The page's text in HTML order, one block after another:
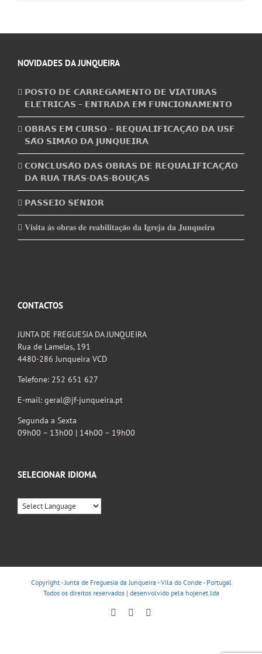
publicado)
NOVIDADES DA JUNQUEIRA
𝗣𝗢𝗦𝗧𝗢 𝗗𝗘 𝗖𝗔𝗥𝗥𝗘𝗚𝗔𝗠𝗘𝗡𝗧𝗢 𝗗𝗘 𝗩𝗜𝗔𝗧𝗨𝗥𝗔𝗦
𝗘𝗟𝗘́𝗧𝗥𝗜𝗖𝗔𝗦 – 𝗘𝗡𝗧𝗥𝗔𝗗𝗔 𝗘𝗠 𝗙𝗨𝗡𝗖𝗜𝗢𝗡𝗔𝗠𝗘𝗡𝗧𝗢
𝗢𝗕𝗥𝗔𝗦 𝗘𝗠 𝗖𝗨𝗥𝗦𝗢 – 𝗥𝗘𝗤𝗨𝗔𝗟𝗜𝗙𝗜𝗖𝗔𝗖̧𝗔̃𝗢 𝗗𝗔 𝗨𝗦𝗙
𝗦𝗔̃𝗢 𝗦𝗜𝗠𝗔̃𝗢 𝗗𝗔 𝗝𝗨𝗡𝗤𝗨𝗘𝗜𝗥𝗔
𝗖𝗢𝗡𝗖𝗟𝗨𝗦𝗔̃𝗢 𝗗𝗔𝗦 𝗢𝗕𝗥𝗔𝗦 𝗗𝗘 𝗥𝗘𝗤𝗨𝗔𝗟𝗜𝗙𝗜𝗖𝗔𝗖̧𝗔̃𝗢
𝗗𝗔 𝗥𝗨𝗔 𝗧𝗥𝗔́𝗦-𝗗𝗔𝗦-𝗕𝗢𝗨𝗖̧𝗔𝗦
𝗣𝗔𝗦𝗦𝗘𝗜𝗢 𝗦𝗘́𝗡𝗜𝗢𝗥
𝐕𝐢𝐬𝐢𝐭𝐚 𝐚̀𝐬 𝐨𝐛𝐫𝐚𝐬 𝐝𝐞 𝐫𝐞𝐚𝐛𝐢𝐥𝐢𝐭𝐚𝐜̧𝐚̃𝐨 𝐝𝐚 𝐈𝐠𝐫𝐞𝐣𝐚 𝐝𝐚 𝐉𝐮𝐧𝐪𝐮𝐞𝐢𝐫𝐚
CONTACTOS
JUNTA DE FREGUESIA DA JUNQUEIRA
Rua de Lamelas, 191
4480-286 Junqueira VCD
Telefone: 252 651 627
E-mail: geral@jf-junqueira.pt
Segunda a Sexta
09h00 – 13h00 | 14h00 – 19h00
SELECIONAR IDIOMA
Copyright - Junta de Freguesia da Junqueira - Vila do Conde - Portugal
Todos os direitos reservados | desenvolvido pela hojenet.lda
FacebookInstagram